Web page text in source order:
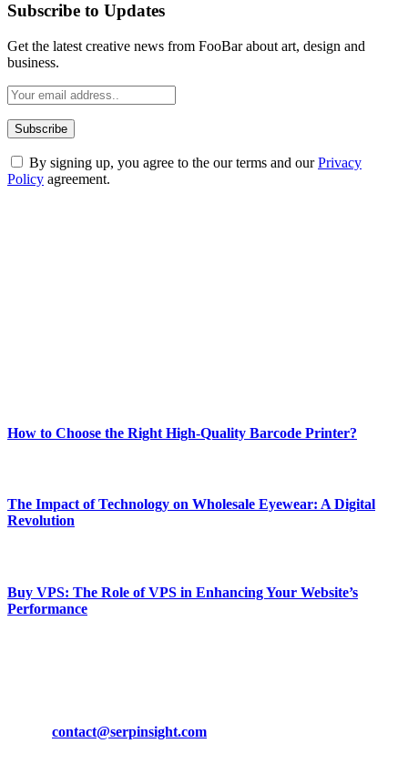
Subscribe to Updates
Get the latest creative news from FooBar about art, design and
business.
By signing up, you agree to the our terms and ourPrivacy
Policy agreement.
How to Choose the Right High-Quality Barcode Printer?
The Impact of Technology on Wholesale Eyewear: A Digital
Revolution
Buy VPS: The Role of VPS in Enhancing Your Website’s
Performance
contact@serpinsight.com